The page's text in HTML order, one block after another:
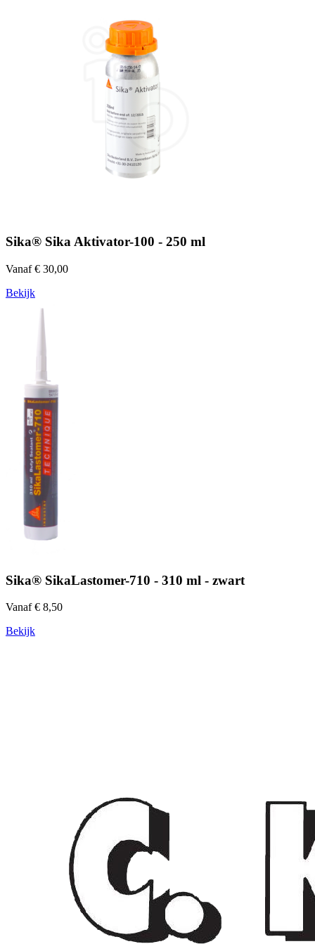
Sika® Sika Aktivator-100 - 250 ml
Vanaf € 30,00
Bekijk
Sika® SikaLastomer-710 - 310 ml - zwart
Vanaf € 8,50
Bekijk